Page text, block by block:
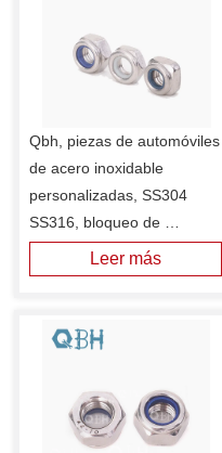
Qbh, piezas de automóviles
de acero inoxidable
personalizadas, SS304
SS316, bloqueo de
inserción de nailon
cuadrado, bloqueo Ss 304
Leer más